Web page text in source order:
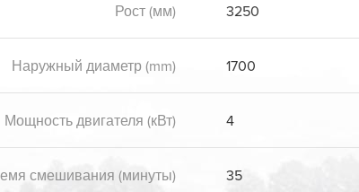
Рост (мм) 3250
Наружный диаметр (mm) 1700
Мощность двигателя (кВт) 4
смешивания (минуты) 35